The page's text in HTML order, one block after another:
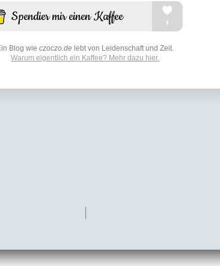
Blog wieczoczo.de lebt von Leidenschaft und Zeit.
Warum eigentlich ein Kaffee? Mehr dazu hier.